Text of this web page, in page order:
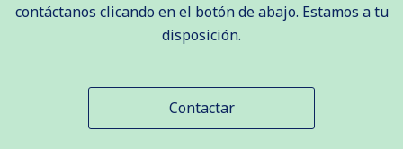
contáctanos clicando en el botón de abajo. Estamos a tu
disposición.
Contactar